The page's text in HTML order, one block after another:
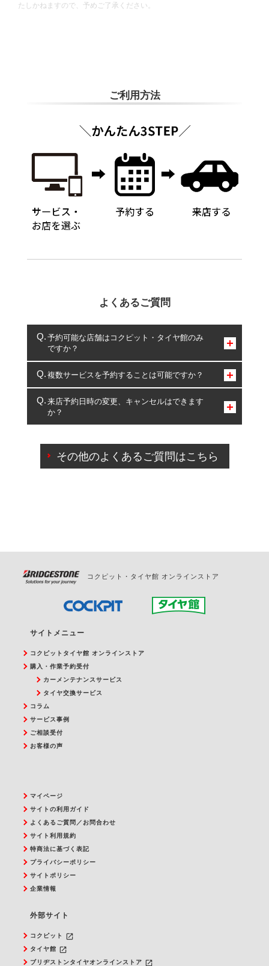
たしかねますので、予めご了承ください。
ご利用方法
よくあるご質問
予約可能な店舗はコクピット・タイヤ館のみ
ですか？
コクピット・タイヤ館のみとなります。
複数サービスを予約することは可能ですか？
複数サービスのご予約は可能です。
一部の商品・サービスの組み合わせに限り、同時にご予約が
出来ないものもございます。
来店予約日時の変更、キャンセルはできます
か？
ご来店予約日の3営業日前を過ぎている場合のご予約
の日時変更につきましては、直接ご予約の店舗まで
その他のよくあるご質問はこちら
コクピット・タイヤ館 オンラインストア
サイトメニュー
コクピットタイヤ館 オンラインストア
購入・作業予約受付
カーメンテナンスサービス
タイヤ交換サービス
コラム
サービス事例
ご相談受付
お客様の声
マイページ
サイトの利用ガイド
よくあるご質問／お問合わせ
サイト利用規約
特商法に基づく表記
プライバシーポリシー
サイトポリシー
企業情報
外部サイト
コクピット launch
タイヤ館 launch
ブリヂストンタイヤオンラインストア launch